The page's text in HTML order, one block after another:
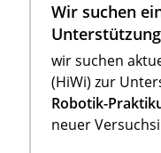
Wir suchen
wir suchen
(HiWi) zur
Robotik-
neuer